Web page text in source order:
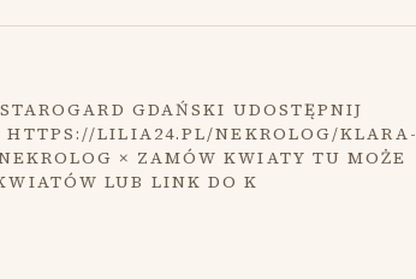
GDAŃSKI UDOSTĘPNIJ
HTTPS://LILIA24.PL/NEKROLOG/KLARA-
× ZAMÓW KWIATY TU MOŻE
LUB LINK DO K